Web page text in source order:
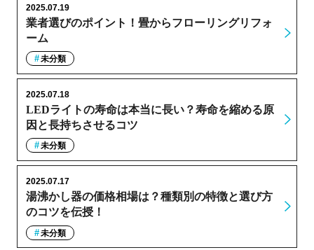
業者選びのポイント！畳からフローリングリフォ
ーム
2025.07.19
未分類
LEDライトの寿命は本当に長い？寿命を縮める原
因と長持ちさせるコツ
2025.07.18
未分類
湯沸かし器の価格相場は？種類別の特徴と選び方
のコツを伝授！
2025.07.17
未分類